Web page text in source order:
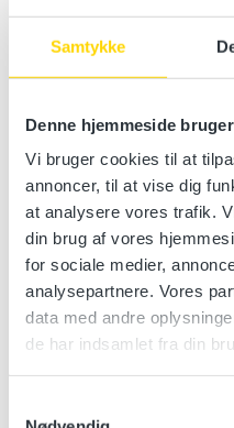
Samtykke
Denne hjemmeside
Vi bruger cookies til at
annoncer, til at vise dig
at analysere vores trafik.
din brug af vores
for sociale medier,
analysepartnere. Vores
data med andre
de har indsamlet fra din
VI/1-2
North Sea
Thyborøn
Vælg en dato
Læs mere